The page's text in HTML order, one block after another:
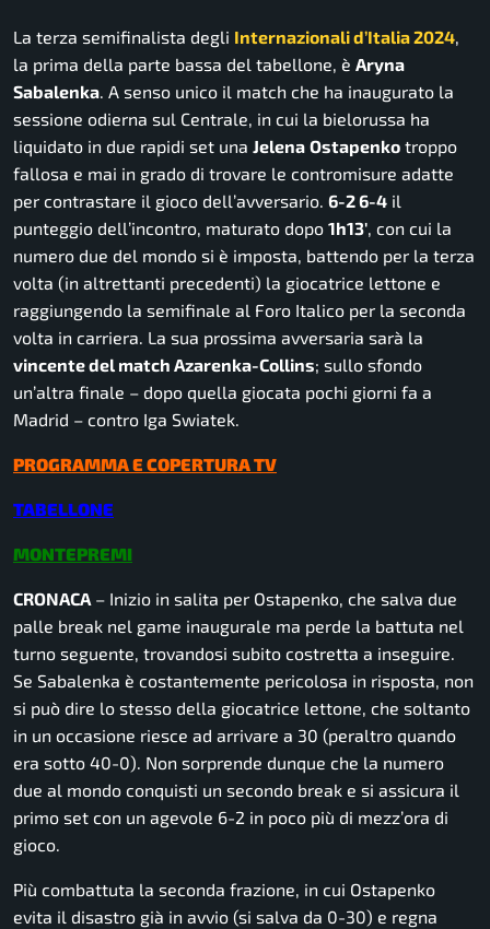
La terza semifinalista degli Internazionali d’Italia 2024,
la prima della parte bassa del tabellone, è Aryna
Sabalenka. A senso unico il match che ha inaugurato la
sessione odierna sul Centrale, in cui la bielorussa ha
liquidato in due rapidi set una Jelena Ostapenko troppo
fallosa e mai in grado di trovare le contromisure adatte
per contrastare il gioco dell’avversario. 6-2 6-4 il
punteggio dell’incontro, maturato dopo 1h13′, con cui la
numero due del mondo si è imposta, battendo per la terza
volta (in altrettanti precedenti) la giocatrice lettone e
raggiungendo la semifinale al Foro Italico per la seconda
volta in carriera. La sua prossima avversaria sarà la
vincente del match Azarenka-Collins; sullo sfondo
un’altra finale – dopo quella giocata pochi giorni fa a
Madrid – contro Iga Swiatek.
PROGRAMMA E COPERTURA TV
TABELLONE
MONTEPREMI
CRONACA – Inizio in salita per Ostapenko, che salva due
palle break nel game inaugurale ma perde la battuta nel
turno seguente, trovandosi subito costretta a inseguire.
Se Sabalenka è costantemente pericolosa in risposta, non
si può dire lo stesso della giocatrice lettone, che soltanto
in un occasione riesce ad arrivare a 30 (peraltro quando
era sotto 40-0). Non sorprende dunque che la numero
due al mondo conquisti un secondo break e si assicura il
primo set con un agevole 6-2 in poco più di mezz’ora di
gioco.
Più combattuta la seconda frazione, in cui Ostapenko
evita il disastro già in avvio (si salva da 0-30) e regna